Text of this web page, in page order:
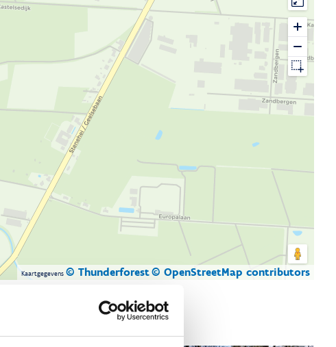
Kaartgegevens © Thunderforest© OpenStreetMap contributors